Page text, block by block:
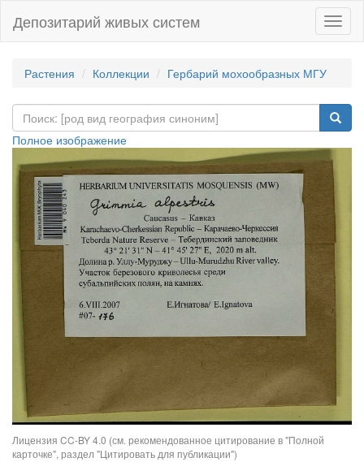
Депозитарий живых систем
Растения Коллекции Гербарий мохообразных МГУ
Полное изображение
Лицензия CC-BY 4.0 (см. рекомендованное цитирование в "Полной
карточке", раздел "Цитировать для публикации")